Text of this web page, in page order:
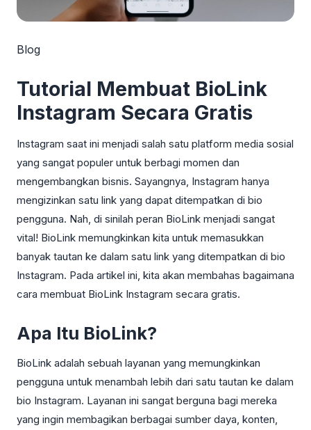
Blog
Tutorial Membuat BioLink
Instagram Secara Gratis
Instagram saat ini menjadi salah satu platform media sosial
yang sangat populer untuk berbagi momen dan
mengembangkan bisnis. Sayangnya, Instagram hanya
mengizinkan satu link yang dapat ditempatkan di bio
pengguna. Nah, di sinilah peran BioLink menjadi sangat
vital! BioLink memungkinkan kita untuk memasukkan
banyak tautan ke dalam satu link yang ditempatkan di bio
Instagram. Pada artikel ini, kita akan membahas bagaimana
cara membuat BioLink Instagram secara gratis.
Apa Itu BioLink?
BioLink adalah sebuah layanan yang memungkinkan
pengguna untuk menambah lebih dari satu tautan ke dalam
bio Instagram. Layanan ini sangat berguna bagi mereka
yang ingin membagikan berbagai sumber daya, konten,